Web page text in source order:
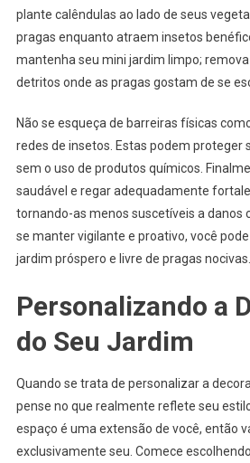
plante calêndulas ao lado de seus
pragas enquanto atraem insetos
mantenha seu mini jardim limpo;
detritos onde as pragas gostam de se
Não se esqueça de barreiras físicas
redes de insetos. Estas podem proteger
sem o uso de produtos químicos.
saudável e regar adequadamente
tornando-as menos suscetíveis a danos
se manter vigilante e proativo, você
jardim próspero e livre de pragas nocivas.
Personalizando a
do Seu Jardim
Quando se trata de personalizar a
pense no que realmente reflete seu
espaço é uma extensão de você, então
exclusivamente seu. Comece